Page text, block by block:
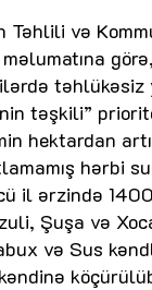
Təhlili və
təhlükəsiz
təşkili”
hektardan
hərbi
il ərzində
Şuşa və
və Sus